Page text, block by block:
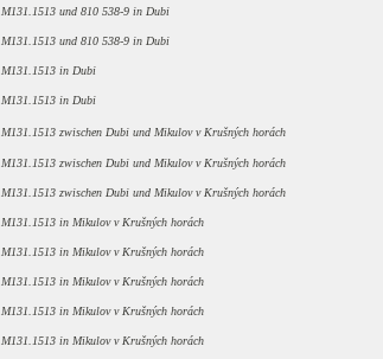
M131.1513 und 810 538-9 in Dubi
M131.1513 und 810 538-9 in Dubi
M131.1513 in Dubi
M131.1513 in Dubi
M131.1513 zwischen Dubi und Mikulov v Krušných horách
M131.1513 zwischen Dubi und Mikulov v Krušných horách
M131.1513 zwischen Dubi und Mikulov v Krušných horách
M131.1513 in Mikulov v Krušných horách
M131.1513 in Mikulov v Krušných horách
M131.1513 in Mikulov v Krušných horách
M131.1513 in Mikulov v Krušných horách
M131.1513 in Mikulov v Krušných horách